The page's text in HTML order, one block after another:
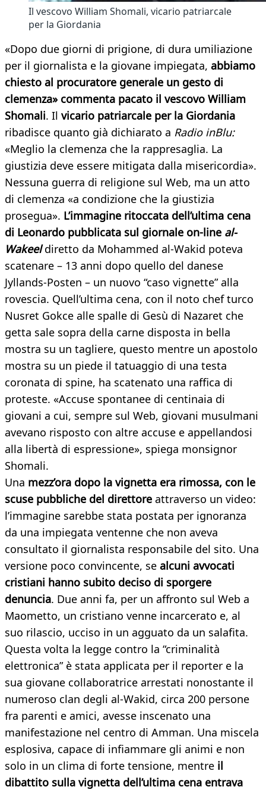
Il vescovo William Shomali, vicario patriarcale
per la Giordania
«Dopo due giorni di prigione, di dura umiliazione
per il giornalista e la giovane impiegata, abbiamo
chiesto al procuratore generale un gesto di
clemenza» commenta pacato il vescovo William
Shomali. Il vicario patriarcale per la Giordania
ribadisce quanto già dichiarato a Radio inBlu:
«Meglio la clemenza che la rappresaglia. La
giustizia deve essere mitigata dalla misericordia».
Nessuna guerra di religione sul Web, ma un atto
di clemenza «a condizione che la giustizia
prosegua». L’immagine ritoccata dell’ultima cena
di Leonardo pubblicata sul giornale on-line al-
Wakeel diretto da Mohammed al-Wakid poteva
scatenare – 13 anni dopo quello del danese
Jyllands-Posten – un nuovo “caso vignette” alla
rovescia. Quell’ultima cena, con il noto chef turco
Nusret Gokce alle spalle di Gesù di Nazaret che
getta sale sopra della carne disposta in bella
mostra su un tagliere, questo mentre un apostolo
mostra su un piede il tatuaggio di una testa
coronata di spine, ha scatenato una raffica di
proteste. «Accuse spontanee di centinaia di
giovani a cui, sempre sul Web, giovani musulmani
avevano risposto con altre accuse e appellandosi
alla libertà di espressione», spiega monsignor
Shomali.
Una mezz’ora dopo la vignetta era rimossa, con le
scuse pubbliche del direttore attraverso un video:
l’immagine sarebbe stata postata per ignoranza
da una impiegata ventenne che non aveva
consultato il giornalista responsabile del sito. Una
versione poco convincente, se alcuni avvocati
cristiani hanno subito deciso di sporgere
denuncia. Due anni fa, per un affronto sul Web a
Maometto, un cristiano venne incarcerato e, al
suo rilascio, ucciso in un agguato da un salafita.
Questa volta la legge contro la “criminalità
elettronica” è stata applicata per il reporter e la
sua giovane collaboratrice arrestati nonostante il
numeroso clan degli al-Wakid, circa 200 persone
fra parenti e amici, avesse inscenato una
manifestazione nel centro di Amman. Una miscela
esplosiva, capace di infiammare gli animi e non
solo in un clima di forte tensione, mentre il
dibattito sulla vignetta dell’ultima cena entrava